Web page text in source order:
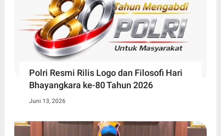
Polri Resmi Rilis Logo dan Filosofi Hari
Bhayangkara ke-80 Tahun 2026
Juni 13, 2026